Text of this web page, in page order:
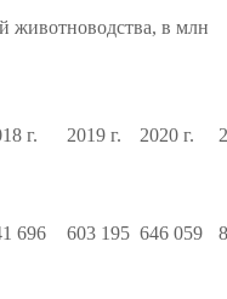
животноводства, в млн
г. 2019 г. 2020 г.
696 603 195 646 059